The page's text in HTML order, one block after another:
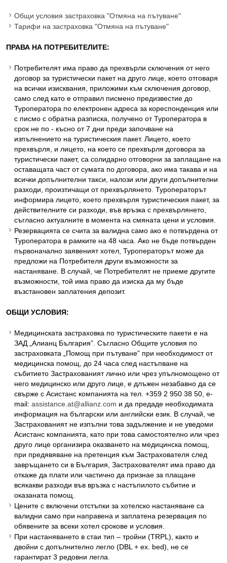
Общи условия застраховка "Отмяна на пътуване"
Тарифи на застраховка "Отмяна на пътуване"
ПРАВА НА ПОТРЕБИТЕЛИТЕ:
Потребителят има право да прехвърли сключения от него
договор за туристически пакет на друго лице, което отговаря
на всички изисквания, приложими към сключения договор,
само след като е отправил писмено предизвестие до
Туроператора по електронен адреса за кореспонденция или
с писмо с обратна разписка, получено от Туроператора в
срок не по - късно от 7 дни преди започване на
изпълнението на туристическия пакет. Лицето, което
прехвърля, и лицето, на което се прехвърля договора за
туристически пакет, са солидарно отговорни за заплащане на
оставащата част от сумата по договора, ако има такава и на
всички допълнителни такси, налози или други допълнителни
разходи, произтичащи от прехвърлянето. Туроператорът
информира лицето, което прехвърля туристическия пакет, за
действителните си разходи, във връзка с прехвърлянето,
съгласно актуалните в момента на смяната цени и условия.
Резервацията се счита за валидна само ако е потвърдена от
Туроператора в рамките на 48 часа. Ако не бъде потвърден
първоначално заявеният хотел, Туроператорът може да
предложи на Потребителя други възможности за
настаняване. В случай, че Потребителят не приеме другите
възможности, той има право да изиска да му бъде
възстановен заплатения депозит.
ОБЩИ УСЛОВИЯ:
Медицинската застраховка по туристическите пакети е на
ЗАД „Алианц България”. Съгласно Общите условия по
застраховката „Помощ при пътуване” при необходимост от
медицинска помощ, до 24 часа след настъпване на
събитието Застрахованият лично или чрез упълномощено от
него медицинско или друго лице, е длъжен незабавно да се
свърже с Асистанс компанията на тел. +359 2 950 38 50, е-
mail: assistance.at@allianz.com и да предаде необходимата
информация на български или английски език. В случай, че
Застрахованият не изпълни това задължение и не уведоми
Асистанс компанията, като при това самостоятелно или чрез
друго лице организира оказването на медицинска помощ,
при предявяване на претенция към Застрахователя след
завръщането си в България, Застрахователят има право да
откаже да плати или частично да признае за плащане
всякакви разходи във връзка с настъпилото събитие и
оказаната помощ.
Цените с включени отстъпки за хотелско настаняване са
валидни само при направена и заплатена резервация по
обявените за всеки хотел срокове и условия.
При настаняването в стаи тип – тройни (TRPL), както и
двойни с допълнително легло (DBL + ex. bed), не се
гарантират 3 редовни легла.